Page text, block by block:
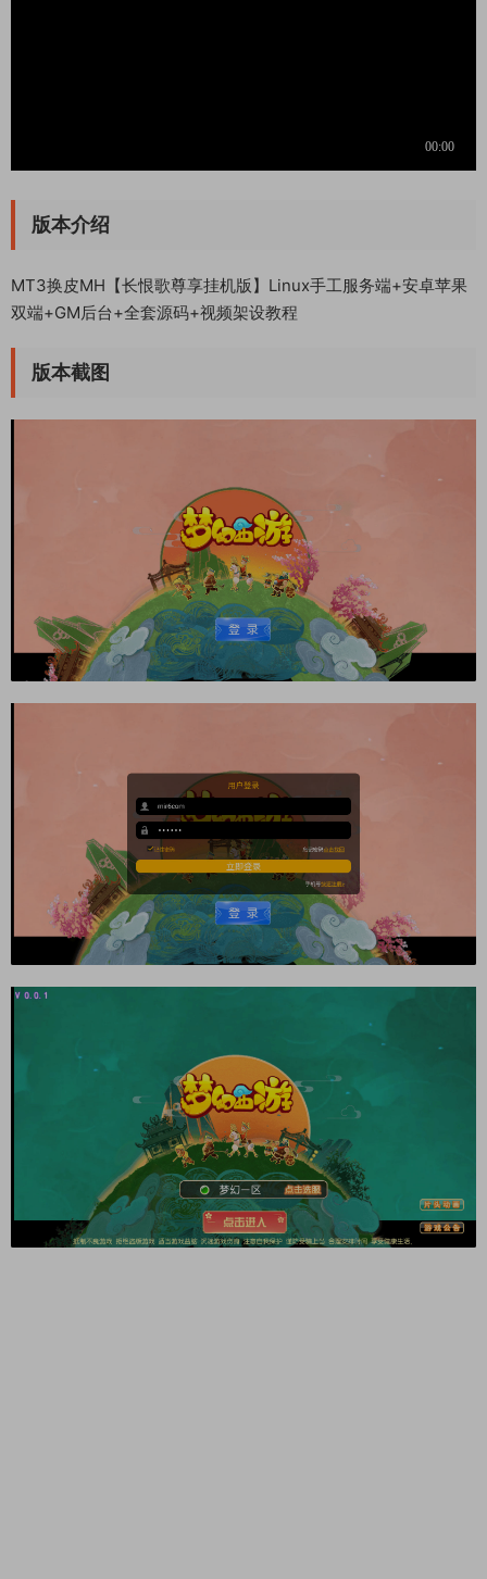
版本介绍
MT3换皮MH【长恨歌尊享挂机版】Linux手工服务端+安卓苹果
双端+GM后台+全套源码+视频架设教程
版本截图